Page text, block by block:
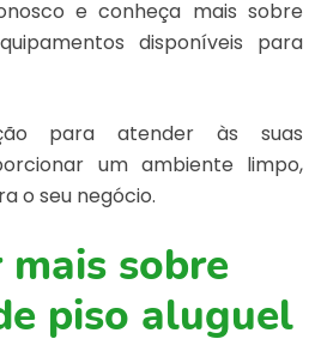
e conheça mais sobre
disponíveis para
para atender às suas
um ambiente limpo,
o seu negócio.
mais sobre
piso aluguel